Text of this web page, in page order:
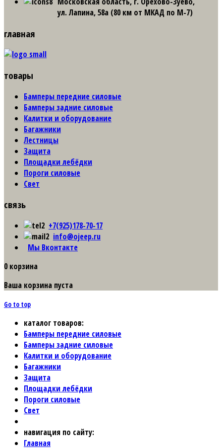
ул. Лапина, 58а (80 км от МКАД по М-7)
главная
товары
Бамперы передние силовые
Бамперы задние силовые
Калитки и оборудование
Багажники
Лестницы
Защита
Площадки лебёдки
Пороги силовые
Свет
связь
+7(925)178-70-17
info@ojeep.ru
Мы Вконтакте
0 корзина
Ваша корзина пуста
Go to top
каталог товаров:
Бамперы передние силовые
Бамперы задние силовые
Калитки и оборудование
Багажники
Защита
Площадки лебёдки
Пороги силовые
Свет
навигация по сайту:
Главная